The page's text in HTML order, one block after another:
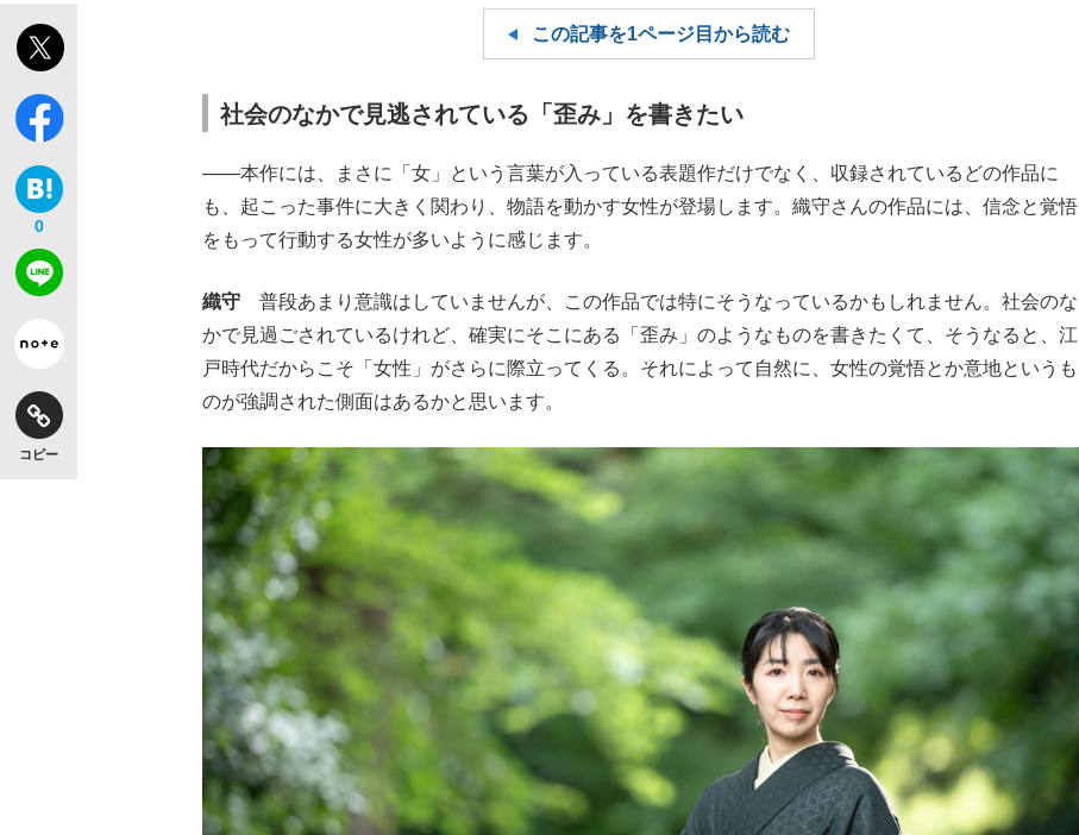
0
コピー
この記事を1ページ目から読む
社会のなかで見逃されている「歪み」を書きたい
――本作には、まさに「女」という言葉が入っている表題作だけでなく、収録されているどの作品に
も、起こった事件に大きく関わり、物語を動かす女性が登場します。織守さんの作品には、信念と覚悟
をもって行動する女性が多いように感じます。
織守 普段あまり意識はしていませんが、この作品では特にそうなっているかもしれません。社会のな
かで見過ごされているけれど、確実にそこにある「歪み」のようなものを書きたくて、そうなると、江
戸時代だからこそ「女性」がさらに際立ってくる。それによって自然に、女性の覚悟とか意地というも
のが強調された側面はあるかと思います。